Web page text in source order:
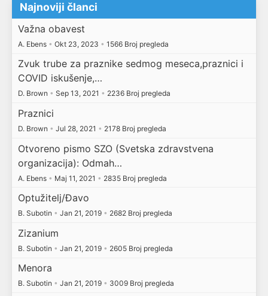
Najnoviji članci
Važna obavest
A. Ebens • Okt 23, 2023 • 1566 Broj pregleda
Zvuk trube za praznike sedmog meseca,praznici i
COVID iskušenje,…
D. Brown • Sep 13, 2021 • 2236 Broj pregleda
Praznici
D. Brown • Jul 28, 2021 • 2178 Broj pregleda
Otvoreno pismo SZO (Svetska zdravstvena
organizacija): Odmah…
A. Ebens • Maj 11, 2021 • 2835 Broj pregleda
Optužitelj/Đavo
B. Subotin • Jan 21, 2019 • 2682 Broj pregleda
Zizanium
B. Subotin • Jan 21, 2019 • 2605 Broj pregleda
Menora
B. Subotin • Jan 21, 2019 • 3009 Broj pregleda